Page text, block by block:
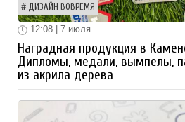
ДИЗАЙН ВОВРЕМЯ
12:08 | 7 июля
Наградная продукция в
Дипломы, медали, вымпелы,
из акрила дерева